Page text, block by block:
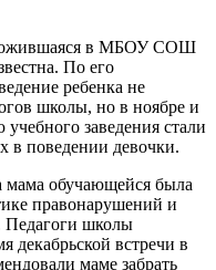
в МБОУ СОШ
По его
ребенка не
школы, но в ноябре и
заведения стали
в поведении девочки.
мама обучающейся была
правонарушений и
школы
декабрьской встречи в
маме забрать